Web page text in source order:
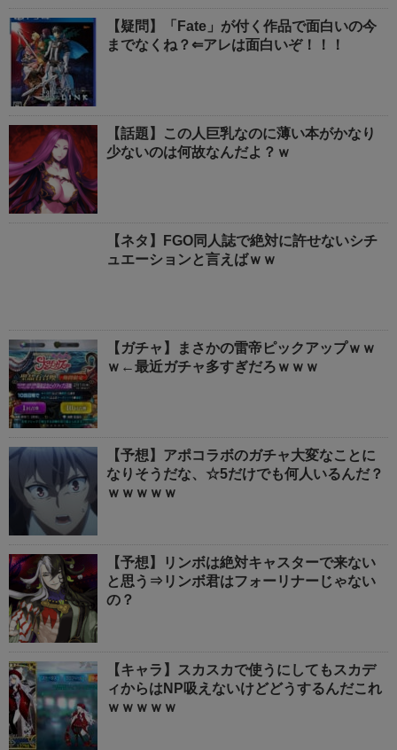
【疑問】「Fate」が付く作品で面白いの今
までなくね？⇐アレは面白いぞ！！！
【話題】この人巨乳なのに薄い本がかなり
少ないのは何故なんだよ？ｗ
【ネタ】FGO同人誌で絶対に許せないシチ
ュエーションと言えばｗｗ
【ガチャ】まさかの雷帝ピックアップｗｗ
ｗ←最近ガチャ多すぎだろｗｗｗ
【予想】アポコラボのガチャ大変なことに
なりそうだな、☆5だけでも何人いるんだ？
ｗｗｗｗｗ
【予想】リンボは絶対キャスターで来ない
と思う⇒リンボ君はフォーリナーじゃない
の？
【キャラ】スカスカで使うにしてもスカデ
ィからはNP吸えないけどどうするんだこれ
ｗｗｗｗｗ